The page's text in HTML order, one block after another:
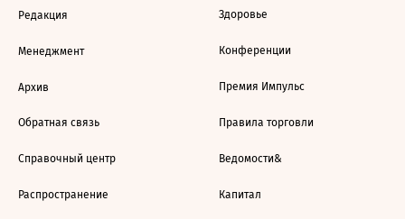
Редакция
Менеджмент
Архив
Обратная связь
Справочный центр
Распространение
Здоровье
Конференции
Премия Импульс
Правила торговли
Ведомости&
Капитал